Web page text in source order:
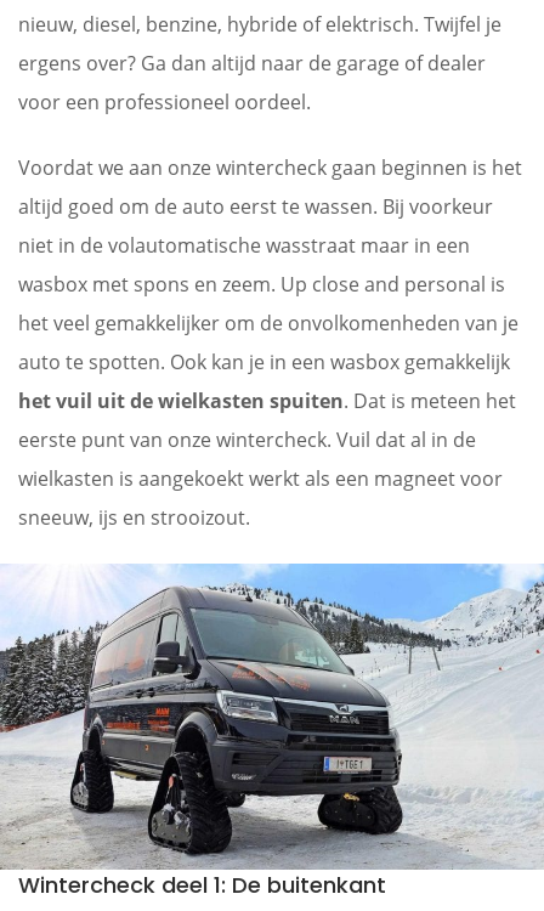
nieuw, diesel, benzine, hybride of elektrisch. Twijfel je
ergens over? Ga dan altijd naar de garage of dealer
voor een professioneel oordeel.
Voordat we aan onze wintercheck gaan beginnen is het
altijd goed om de auto eerst te wassen. Bij voorkeur
niet in de volautomatische wasstraat maar in een
wasbox met spons en zeem. Up close and personal is
het veel gemakkelijker om de onvolkomenheden van je
auto te spotten. Ook kan je in een wasbox gemakkelijk
het vuil uit de wielkasten spuiten. Dat is meteen het
eerste punt van onze wintercheck. Vuil dat al in de
wielkasten is aangekoekt werkt als een magneet voor
sneeuw, ijs en strooizout.
Wintercheck deel 1: De buitenkant